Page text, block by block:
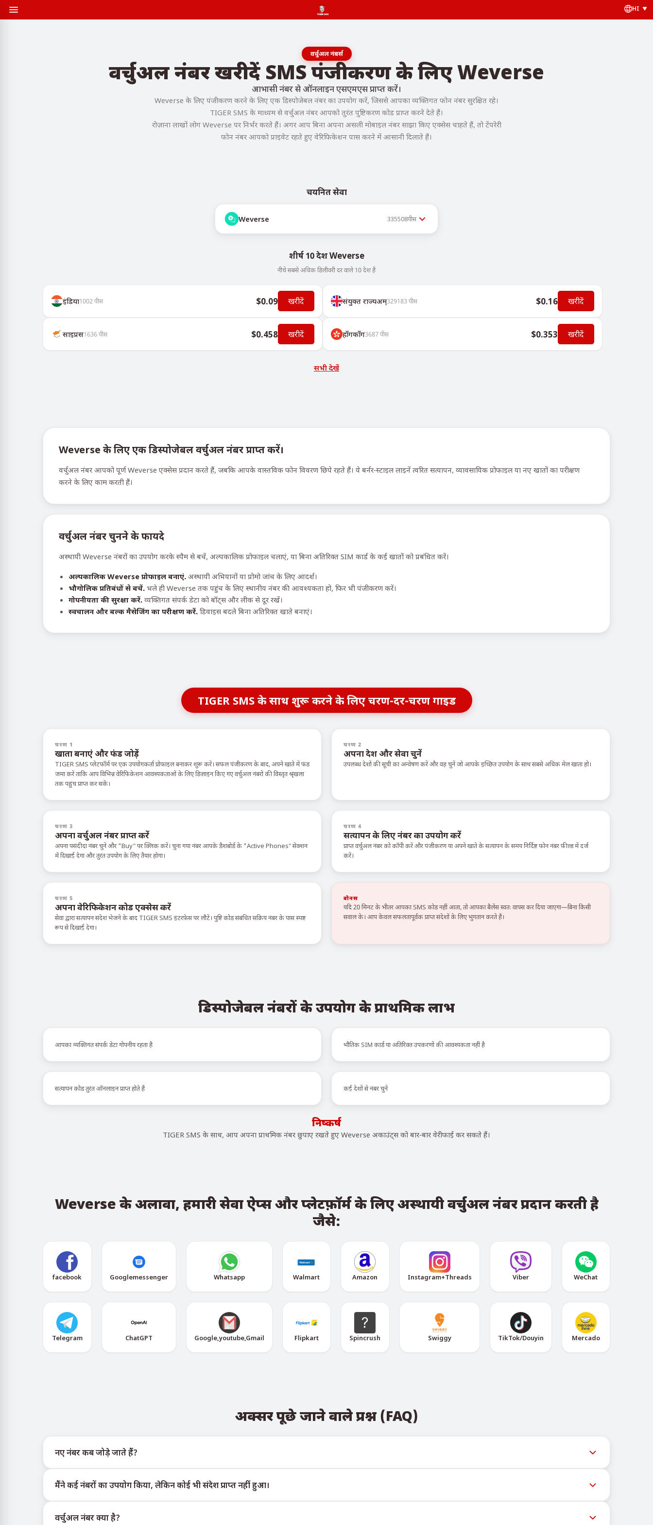
HI
वर्चुअल नंबर्स
वर्चुअल नंबर खरीदें SMS पंजीकरण के लिए Weverse
आभासी नंबर से ऑनलाइन एसएमएस प्राप्त करें।
Weverse के लिए पंजीकरण करने के लिए एक डिस्पोजेबल नंबर का उपयोग करें, जिससे आपका व्यक्तिगत फोन नंबर सुरक्षित रहे।
TIGER SMS के माध्यम से वर्चुअल नंबर आपको तुरंत पुष्टिकरण कोड प्राप्त करने देते हैं।
रोज़ाना लाखों लोग Weverse पर निर्भर करते हैं। अगर आप बिना अपना असली मोबाइल नंबर साझा किए एक्सेस चाहते हैं, तो टेंपरेरी
फोन नंबर आपको प्राइवेट रहते हुए वेरिफिकेशन पास करने में आसानी दिलाते हैं।
चयनित सेवा
Weverse 335508पीस
शीर्ष 10 देश Weverse
नीचे सबसे अधिक डिलीवरी दर वाले 10 देश हैं
इंडिया1002 पीस $0.09 खरीदें संयुक्त राज्यअम्329183पीस $0.16 खरीदें
साइप्रस1636पीस $0.458 खरीदें हॉंगकॉंग3687पीस $0.353 खरीदें
सभी देखें
Weverse के लिए एक डिस्पोजेबल वर्चुअल नंबर प्राप्त करें।
वर्चुअल नंबर आपको पूर्ण Weverse एक्सेस प्रदान करते हैं, जबकि आपके वास्तविक फोन विवरण छिपे रहते हैं। ये बर्नर-स्टाइल लाइनें त्वरित सत्यापन, व्यावसायिक प्रोफाइल या नए खातों का परीक्षण
करने के लिए काम करती हैं।
वर्चुअल नंबर चुनने के फायदे
अस्थायी Weverse नंबरों का उपयोग करके स्पैम से बचें, अल्पकालिक प्रोफाइल चलाएं, या बिना अतिरिक्त SIM कार्ड के कई खातों को प्रबंधित करें।
अल्पकालिक Weverse प्रोफाइल बनाएं. अस्थायी अभियानों या प्रोमो जांच के लिए आदर्श।
भौगोलिक प्रतिबंधों से बचें. भले ही Weverse तक पहुंच के लिए स्थानीय नंबर की आवश्यकता हो, फिर भी पंजीकरण करें।
गोपनीयता की सुरक्षा करें. व्यक्तिगत संपर्क डेटा को बॉट्स और लीक से दूर रखें।
स्वचालन और बल्क मैसेजिंग का परीक्षण करें. डिवाइस बदले बिना अतिरिक्त खाते बनाएं।
TIGER SMS के साथ शुरू करने के लिए चरण-दर-चरण गाइड
चरण 1
खाता बनाएं और फंड जोड़ें
TIGER SMS प्लेटफॉर्म पर एक उपयोगकर्ता प्रोफ़ाइल बनाकर शुरू करें। सफल पंजीकरण के बाद, अपने खाते में फंड
जमा करें ताकि आप विभिन्न वेरिफिकेशन आवश्यकताओं के लिए डिज़ाइन किए गए वर्चुअल नंबरों की विस्तृत श्रृंखला
तक पहुंच प्राप्त कर सकें।
चरण 2
अपना देश और सेवा चुनें
उपलब्ध देशों की सूची का अन्वेषण करें और वह चुनें जो आपके इच्छित उपयोग के साथ सबसे अधिक मेल खाता हो।
चरण 3
अपना वर्चुअल नंबर प्राप्त करें
अपना पसंदीदा नंबर चुनें और "Buy" पर क्लिक करें। चुना गया नंबर आपके डैशबोर्ड के "Active Phones" सेक्शन
में दिखाई देगा और तुरंत उपयोग के लिए तैयार होगा।
चरण 4
सत्यापन के लिए नंबर का उपयोग करें
प्राप्त वर्चुअल नंबर को कॉपी करें और पंजीकरण या अपने खाते के सत्यापन के समय निर्दिष्ट फ़ोन नंबर फ़ील्ड में दर्ज
करें।
चरण 5
अपना वेरिफिकेशन कोड एक्सेस करें
सेवा द्वारा सत्यापन संदेश भेजने के बाद TIGER SMS इंटरफ़ेस पर लौटें। पुष्टि कोड संबंधित सक्रिय नंबर के पास स्पष्ट
रूप से दिखाई देगा।
बोनस
यदि 20 मिनट के भीतर आपका SMS कोड नहीं आता, तो आपका बैलेंस स्वतः वापस कर दिया जाएगा—बिना किसी
सवाल के। आप केवल सफलतापूर्वक प्राप्त संदेशों के लिए भुगतान करते हैं।
डिस्पोजेबल नंबरों के उपयोग के प्राथमिक लाभ
आपका व्यक्तिगत संपर्क डेटा गोपनीय रहता है भौतिक SIM कार्ड या अतिरिक्त उपकरणों की आवश्यकता नहीं है
सत्यापन कोड तुरंत ऑनलाइन प्राप्त होते हैं कई देशों से नंबर चुनें
निष्कर्ष
TIGER SMS के साथ, आप अपना प्राथमिक नंबर छुपाए रखते हुए Weverse अकाउंट्स को बार-बार वेरीफाई कर सकते हैं।
Weverse के अलावा, हमारी सेवा ऐप्स और प्लेटफ़ॉर्म के लिए अस्थायी वर्चुअल नंबर प्रदान करती है
जैसे:
facebook Googlemessenger Whatsapp Walmart Amazon Instagram+Threads Viber WeChat
Telegram ChatGPT Google,youtube,Gmail Flipkart Spincrush Swiggy TikTok/Douyin Mercado
अक्सर पूछे जाने वाले प्रश्न (FAQ)
नए नंबर कब जोड़े जाते हैं?
इन्वेंट्री तक पहुँच सकें।
मैंने कई नंबरों का उपयोग किया, लेकिन कोई भी संदेश प्राप्त नहीं हुआ।
बढ़ाने के लिए निम्न रणनीतियाँ अपनाएँ:
वर्चुअल नंबर क्या है?